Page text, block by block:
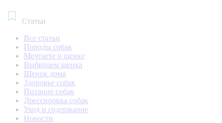
Статьи
Все статьи
Породы собак
Мечтаете о щенке
Выбираем щенка
Щенок дома
Здоровье собак
Питание собак
Дрессировка собак
Уход и содержание
Новости